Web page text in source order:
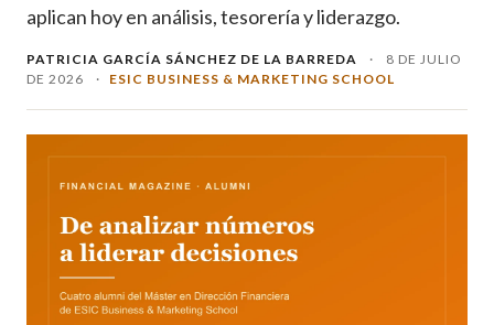
aplican hoy en análisis, tesorería y liderazgo.
PATRICIA GARCÍA SÁNCHEZ DE LA BARREDA ·
8 DE JULIO
DE 2026
· ESIC BUSINESS & MARKETING SCHOOL